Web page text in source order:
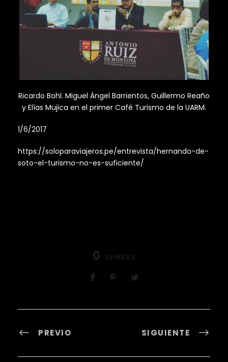
Ricardo Bohl. Miguel Ángel Barrientos, Guillermo Reaño
y Elías Mujica en el primer Café Turismo de la UARM.
1/6/2017
https://soloparaviajeros.pe/entrevista/hernando-de-
soto-el-turismo-no-es-suficiente/
0 SHARES
PREVIO SIGUIENTE